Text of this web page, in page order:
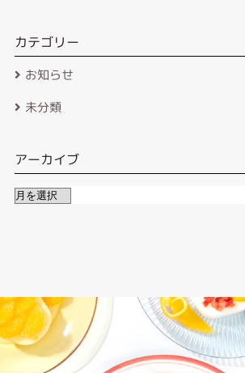
カテゴリー
お知らせ
未分類
アーカイブ